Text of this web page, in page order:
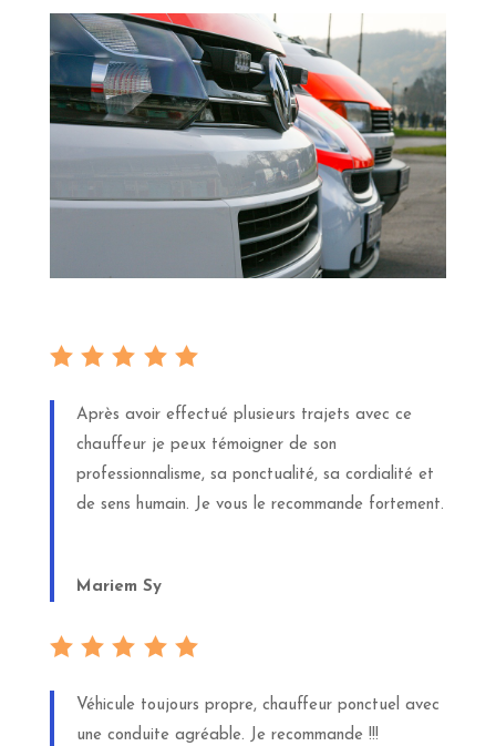
Après avoir effectué plusieurs trajets avec ce
chauffeur je peux témoigner de son
professionnalisme, sa ponctualité, sa cordialité et
de sens humain. Je vous le recommande fortement.
Mariem Sy
Véhicule toujours propre, chauffeur ponctuel avec
une conduite agréable. Je recommande !!!